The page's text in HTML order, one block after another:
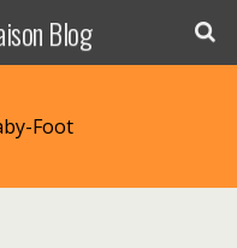
Blog
Foot